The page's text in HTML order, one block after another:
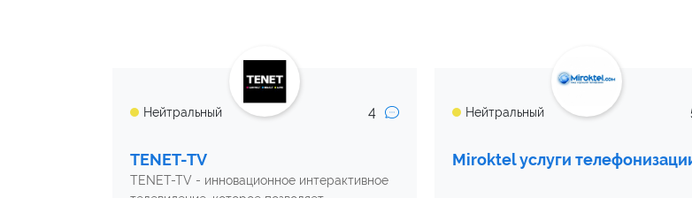
Нейтральный 4
TENET-TV
TENET-TV - инновационное интерактивное
Нейтральный
Miroktel услуги